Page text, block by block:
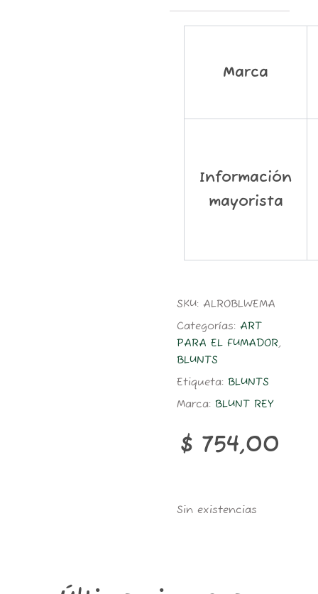
Marca
Información
mayorista
SKU:ALROBLWEMA
Categorías:ART
PARA EL FUMADOR,
BLUNTS
Etiqueta:BLUNTS
Marca:BLUNT REY
$ 754,00
Sin existencias